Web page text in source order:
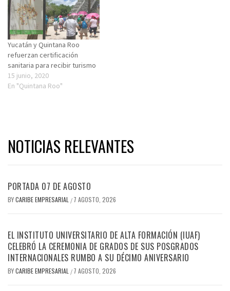
Yucatán y Quintana Roo
refuerzan certificación
sanitaria para recibir turismo
15 junio, 2020
En "Quintana Roo"
NOTICIAS RELEVANTES
PORTADA 07 DE AGOSTO
BYCARIBE EMPRESARIAL / 7 AGOSTO, 2026
EL INSTITUTO UNIVERSITARIO DE ALTA FORMACIÓN (IUAF)
CELEBRÓ LA CEREMONIA DE GRADOS DE SUS POSGRADOS
INTERNACIONALES RUMBO A SU DÉCIMO ANIVERSARIO
BYCARIBE EMPRESARIAL / 7 AGOSTO, 2026